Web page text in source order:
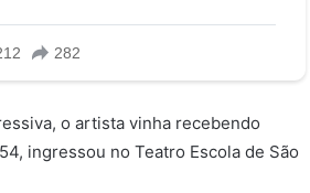
o artista vinha recebendo
ingressou no Teatro Escola de São